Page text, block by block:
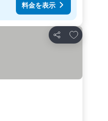
料金を表示
シェア
お気に入り